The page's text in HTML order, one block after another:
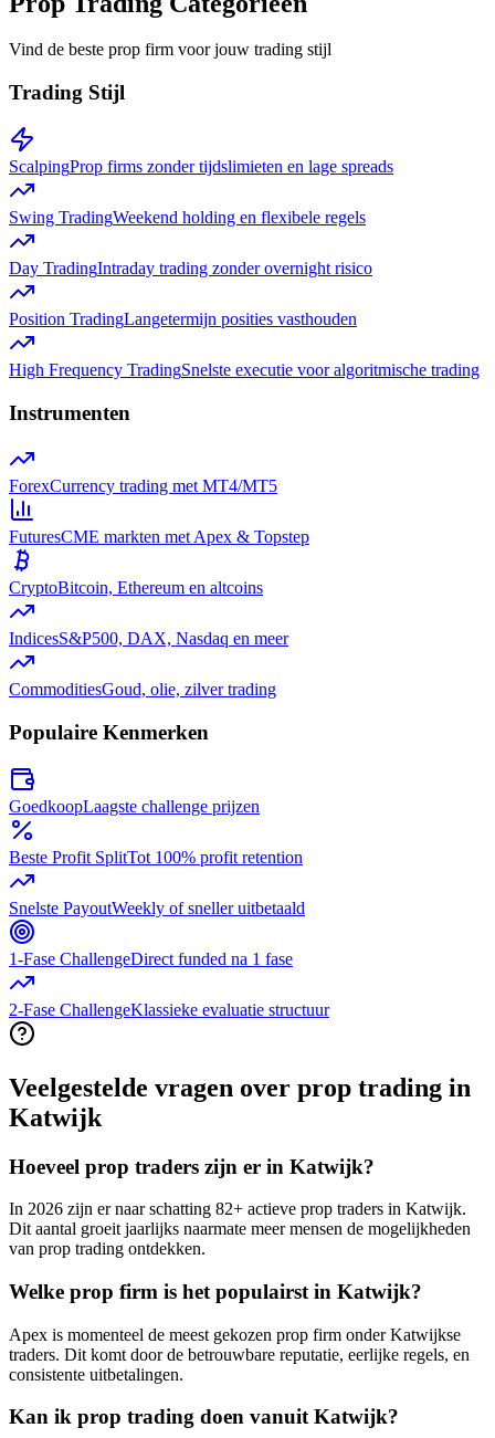
Vind de beste prop firm voor jouw trading stijl
Trading Stijl
ScalpingProp firms zonder tijdslimieten en lage spreads
Swing TradingWeekend holding en flexibele regels
Day TradingIntraday trading zonder overnight risico
Position TradingLangetermijn posities vasthouden
High Frequency TradingSnelste executie voor algoritmische trading
Instrumenten
ForexCurrency trading met MT4/MT5
FuturesCME markten met Apex & Topstep
CryptoBitcoin, Ethereum en altcoins
IndicesS&P500, DAX, Nasdaq en meer
CommoditiesGoud, olie, zilver trading
Populaire Kenmerken
GoedkoopLaagste challenge prijzen
Beste Profit SplitTot 100% profit retention
Snelste PayoutWeekly of sneller uitbetaald
1-Fase ChallengeDirect funded na 1 fase
2-Fase ChallengeKlassieke evaluatie structuur
Veelgestelde vragen over prop trading in
Katwijk
Hoeveel prop traders zijn er in Katwijk?
In 2026 zijn er naar schatting 82+ actieve prop traders in Katwijk.
Dit aantal groeit jaarlijks naarmate meer mensen de mogelijkheden
van prop trading ontdekken.
Welke prop firm is het populairst in Katwijk?
Apex is momenteel de meest gekozen prop firm onder Katwijkse
traders. Dit komt door de betrouwbare reputatie, eerlijke regels, en
consistente uitbetalingen.
Kan ik prop trading doen vanuit Katwijk?